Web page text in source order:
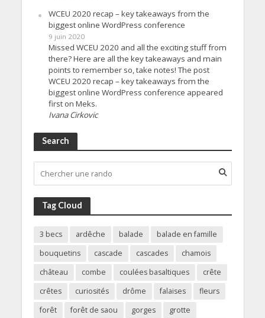
WCEU 2020 recap – key takeaways from the
biggest online WordPress conference
9 juin 2020
Missed WCEU 2020 and all the exciting stuff from
there? Here are all the key takeaways and main
points to remember so, take notes! The post
WCEU 2020 recap – key takeaways from the
biggest online WordPress conference appeared
first on Meks.
Ivana Cirkovic
Search
Tag Cloud
3 becs ardêche balade
balade en famille
bouquetins
cascade cascades
chamois
château
combe coulées basaltiques
crête
crêtes
curiosités drôme falaises
fleurs
forêt
forêt de saou gorges
grotte